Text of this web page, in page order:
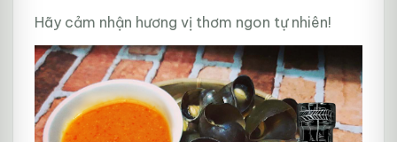
Hãy cảm nhận hương vị thơm ngon tự nhiên!